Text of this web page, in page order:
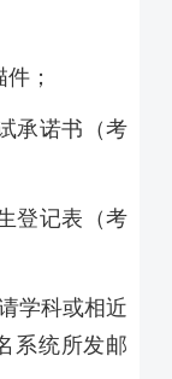
；
承诺书（考
登记表（考
学科或相近
系统所发邮